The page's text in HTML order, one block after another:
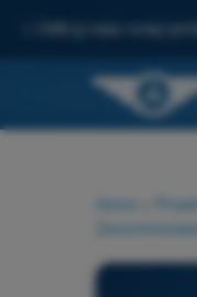
Odkryj nasz nowy
Home